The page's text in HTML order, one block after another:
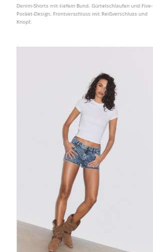
Denim-Shorts mit tiefem Bund. Gürtelschlaufen und Five-
Pocket-Design. Frontverschluss mit Reißverschluss und
Knopf.